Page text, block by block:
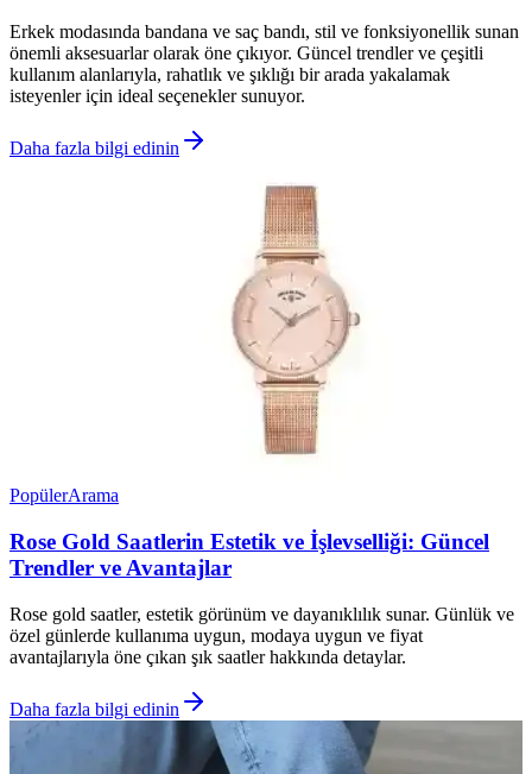
Erkek modasında bandana ve saç bandı, stil ve fonksiyonellik sunan
önemli aksesuarlar olarak öne çıkıyor. Güncel trendler ve çeşitli
kullanım alanlarıyla, rahatlık ve şıklığı bir arada yakalamak
isteyenler için ideal seçenekler sunuyor.
Daha fazla bilgi edinin
PopülerArama
Rose Gold Saatlerin Estetik ve İşlevselliği: Güncel
Trendler ve Avantajlar
Rose gold saatler, estetik görünüm ve dayanıklılık sunar. Günlük ve
özel günlerde kullanıma uygun, modaya uygun ve fiyat
avantajlarıyla öne çıkan şık saatler hakkında detaylar.
Daha fazla bilgi edinin